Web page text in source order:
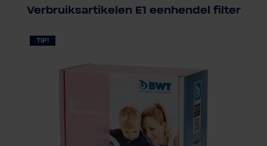
Verbruiksartikelen E1 eenhendel filter
TIP!